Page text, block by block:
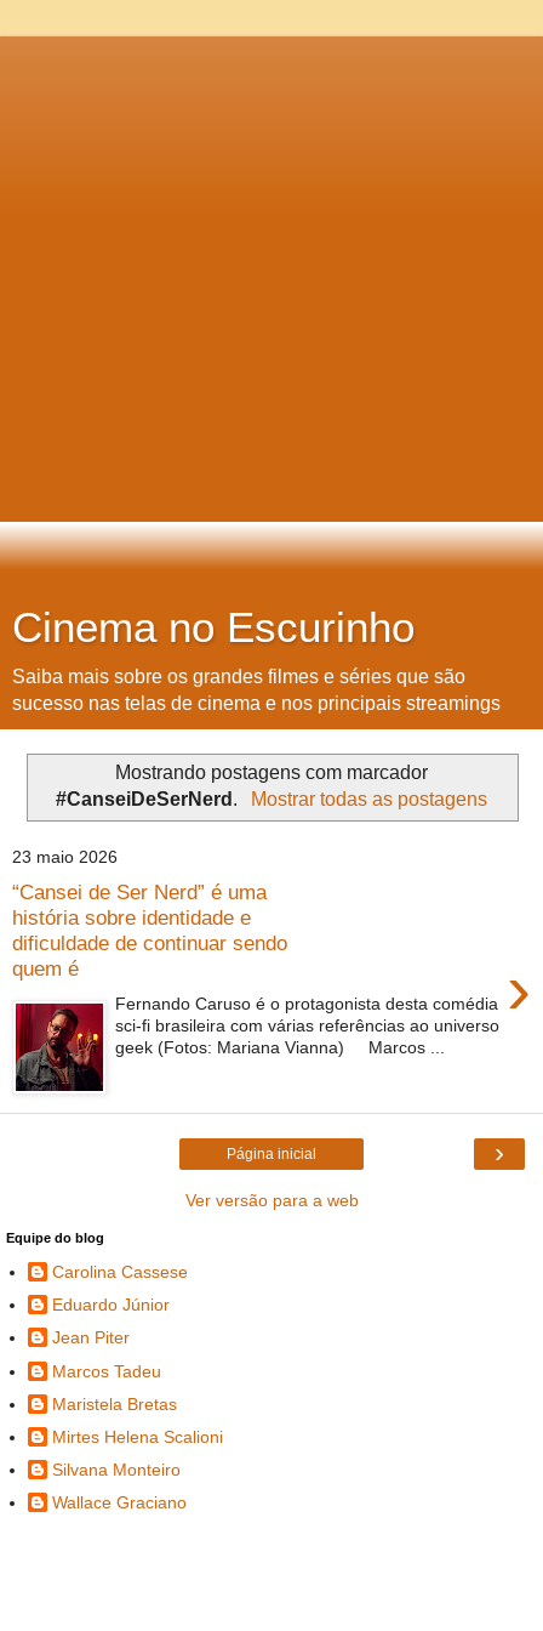
Cinema no Escurinho
Saiba mais sobre os grandes filmes e séries que são
sucesso nas telas de cinema e nos principais streamings
Mostrando postagens com marcador
#CanseiDeSerNerd . Mostrar todas as postagens
23 maio 2026
“Cansei de Ser Nerd” é uma
história sobre identidade e
dificuldade de continuar sendo
quem é
›
Fernando Caruso é o protagonista desta comédia
sci-fi brasileira com várias referências ao universo
geek (Fotos: Mariana Vianna) Marcos ...
›
Página inicial
Ver versão para a web
Equipe do blog
Carolina Cassese
Eduardo Júnior
Jean Piter
Marcos Tadeu
Maristela Bretas
Mirtes Helena Scalioni
Silvana Monteiro
Wallace Graciano